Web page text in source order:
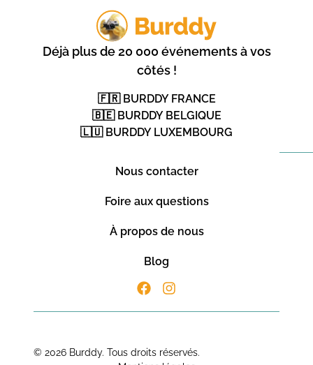
Déjà plus de 20 000 événements à vos
côtés !
🇫🇷 BURDDY FRANCE
🇧🇪 BURDDY BELGIQUE
🇱🇺 BURDDY LUXEMBOURG
Nous contacter
Foire aux questions
À propos de nous
Blog
© 2026 Burddy. Tous droits réservés.